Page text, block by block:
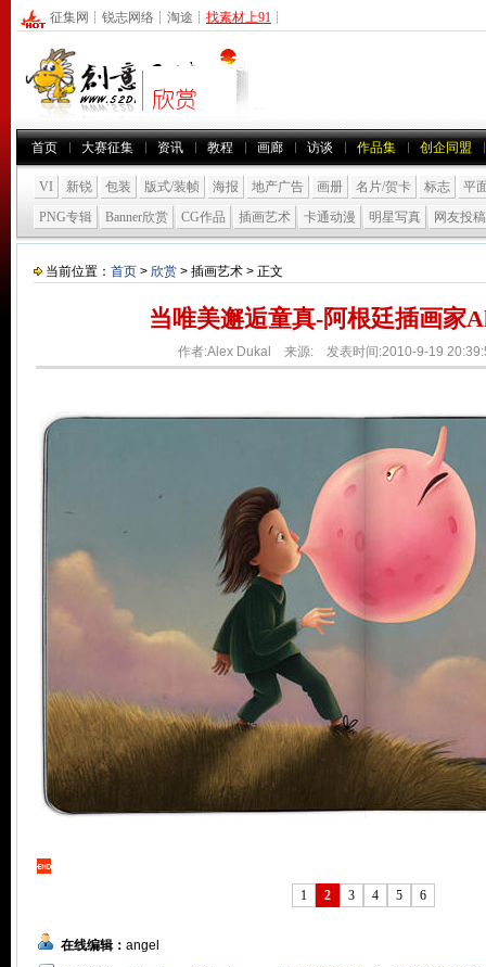
征集网 ┊ 锐志网络 ┊ 淘途 ┊ 找素材上91 ┊
首页 大赛征集 资讯 教程 画廊 访谈 作品集 创企同盟
VI 新锐 包装 版式/装帧 海报 地产广告 画册 名片/贺卡 标志
平
PNG专辑
Banner欣赏 CG作品 插画艺术 卡通动漫 明星写真 网友投稿
当前位置： 首页 > 欣赏 > 插画艺术 > 正文
当唯美邂逅童真-阿根廷插画家
作者:Alex Dukal 来源: 发表时间:2010-9-19
1 2 3 4 5 6
在线编辑： angel